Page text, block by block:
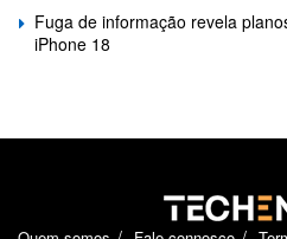
Fuga de informação revela
iPhone 18